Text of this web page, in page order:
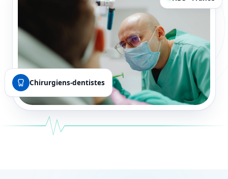
Chirurgiens-dentistes